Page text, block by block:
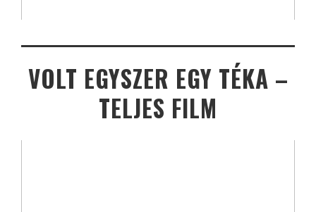
VOLT EGYSZER EGY TÉKA –
TELJES FILM